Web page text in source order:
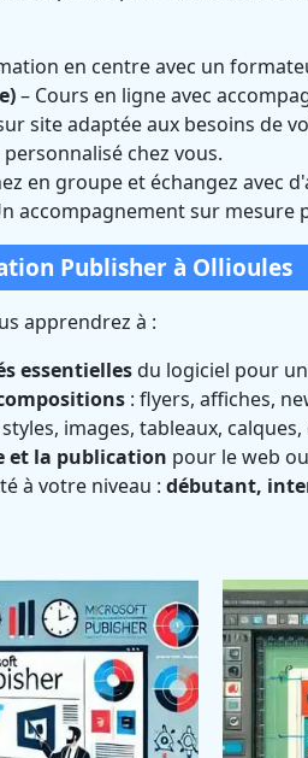
en centre avec un
– Cours en ligne avec
site adaptée aux besoins de
chez vous.
en groupe et échangez avec
accompagnement sur
Publisher à Ollioules
apprendrez à :
essentiellesdu logiciel pour
: flyers, affiches,
styles, images, tableaux,
et la publication pour le web
à votre niveau : débutant,